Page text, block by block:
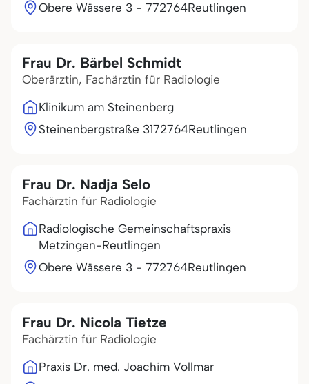
Obere Wässere 3 - 772764Reutlingen
Frau Dr. Bärbel Schmidt
Oberärztin, Fachärztin für Radiologie
Klinikum am Steinenberg
Steinenbergstraße 3172764Reutlingen
Frau Dr. Nadja Selo
Fachärztin für Radiologie
Radiologische Gemeinschaftspraxis
Metzingen-Reutlingen
Obere Wässere 3 - 772764Reutlingen
Frau Dr. Nicola Tietze
Fachärztin für Radiologie
Praxis Dr. med. Joachim Vollmar